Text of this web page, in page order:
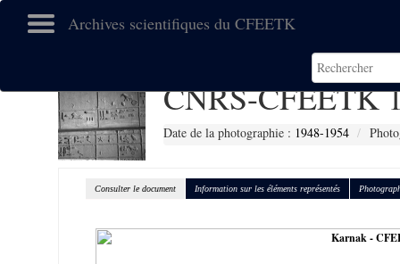
Archives scientifiques du CFEETK
CNRS-CFEETK
Date de la photographie : 1948-1954
Consulter le document Information sur les éléments représentés